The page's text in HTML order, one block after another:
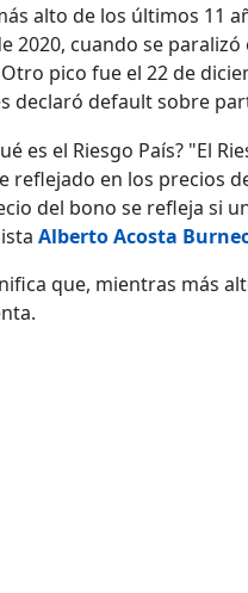
alto de los últimos 11
2020, cuando se
pico fue el 22 de
declaró default sobre
es el Riesgo País? "El
reflejado en los precios
del bono se refleja si
Alberto Acosta
que, mientras más